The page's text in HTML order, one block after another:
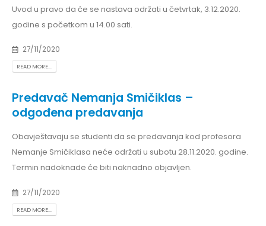
Uvod u pravo da će se nastava održati u četvrtak, 3.12.2020.
godine s početkom u 14.00 sati.
27/11/2020
READ MORE...
Predavač Nemanja Smičiklas –
odgođena predavanja
Obavještavaju se studenti da se predavanja kod profesora
Nemanje Smičiklasa neće održati u subotu 28.11.2020. godine.
Termin nadoknade će biti naknadno objavljen.
27/11/2020
READ MORE...